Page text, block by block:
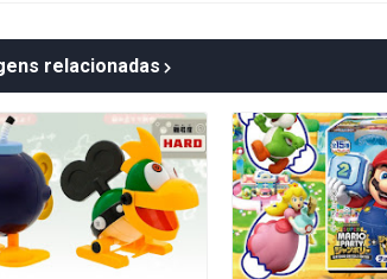
relacionadas